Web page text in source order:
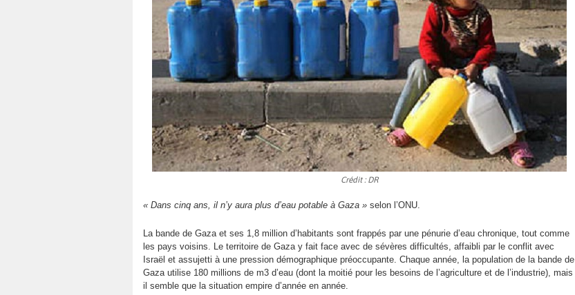
Crédit : DR
« Dans cinq ans, il n’y aura plus d’eau potable à Gaza » selon l’ONU.
La bande de Gaza et ses 1,8 million d’habitants sont frappés par une pénurie d’eau chronique, tout comme
les pays voisins. Le territoire de Gaza y fait face avec de sévères difficultés, affaibli par le conflit avec
Israël et assujetti à une pression démographique préoccupante. Chaque année, la population de la bande de
Gaza utilise 180 millions de m3 d’eau (dont la moitié pour les besoins de l’agriculture et de l’industrie), mais
il semble que la situation empire d’année en année.